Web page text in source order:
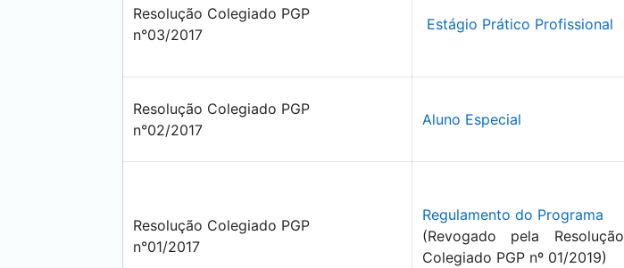
Resolução Colegiado PGP
n°03/2017
Estágio Prático Profissional
Resolução Colegiado PGP
n°02/2017
Aluno Especial
Resolução Colegiado PGP
n°01/2017
Regulamento do Programa
(Revogado pela Resolução
Colegiado PGP nº 01/2019)